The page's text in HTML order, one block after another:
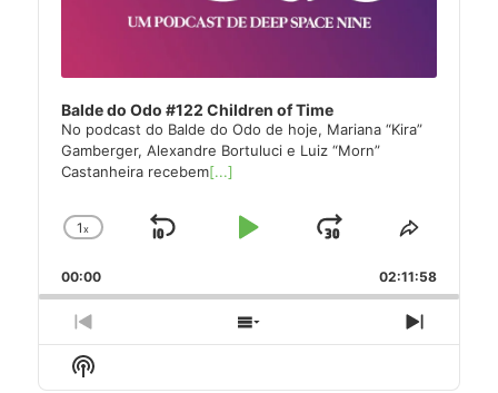
Balde do Odo #122 Children of Time
No podcast do Balde do Odo de hoje, Mariana “Kira”
Gamberger, Alexandre Bortuluci e Luiz “Morn”
Castanheira recebem[...]
Change
Rate
1x
Skip
Play
Jump
Forward
Share
Episode
00:00 02:11:58
Previous
Episode
Show
Episodes
Next
Episode
Show
Podcast